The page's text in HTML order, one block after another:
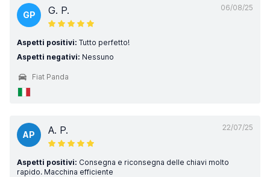
06/08/25
GP G. P.
Aspetti positivi: Tutto perfetto!
Aspetti negativi: Nessuno
Fiat Panda
22/07/25
AP A. P.
Aspetti positivi: Consegna e riconsegna delle chiavi molto
rapido. Macchina efficiente